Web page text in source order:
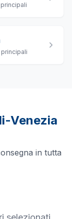
Venezia
in tutta